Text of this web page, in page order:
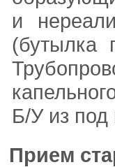
и
Б/У из под
Прием